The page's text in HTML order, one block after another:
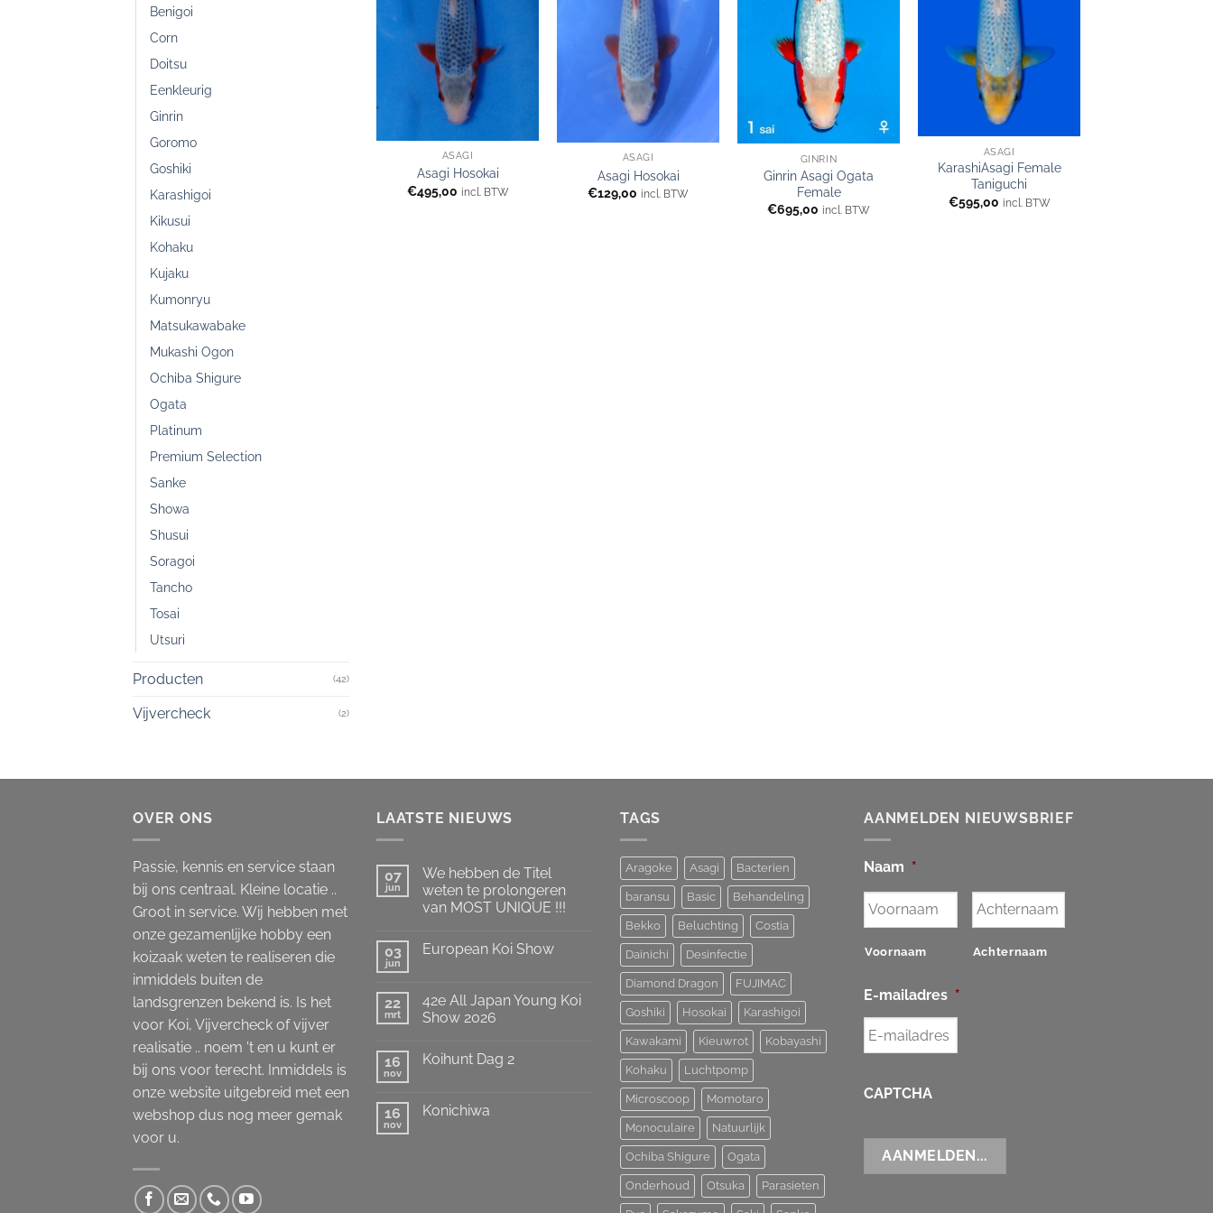
Benigoi
Corn
Doitsu
Eenkleurig
Ginrin
Goromo
Goshiki
Karashigoi
Kikusui
Kohaku
Kujaku
Kumonryu
Matsukawabake
Mukashi Ogon
Ochiba Shigure
Ogata
Platinum
Premium Selection
Sanke
Showa
Shusui
Soragoi
Tancho
Tosai
Utsuri
Producten (42)
Vijvercheck (2)
ASAGI
Asagi Hosokai
€495,00 incl. BTW
ASAGI
Asagi Hosokai
€129,00 incl. BTW
GINRIN
Ginrin Asagi Ogata
Female
€695,00 incl. BTW
ASAGI
KarashiAsagi Female
Taniguchi
€595,00 incl. BTW
OVER ONS
Passie, kennis en service staan
bij ons centraal. Kleine locatie ..
Groot in service. Wij hebben met
onze gezamenlijke hobby een
koizaak weten te realiseren die
inmiddels buiten de
landsgrenzen bekend is. Is het
voor Koi, Vijvercheck of vijver
realisatie .. noem 't en u kunt er
bij ons voor terecht. Inmiddels is
onze website uitgebreid met een
webshop dus nog meer gemak
voor u.
LAATSTE NIEUWS
07
jun
We hebben de Titel
weten te prolongeren
van MOST UNIQUE !!!
op
Titel
weten
te
MOST
UNIQUE
03
jun
European Koi Show
European
Koi
Show
22
mrt
42e All Japan Young Koi
Show 2026
op
Young
Koi
16
nov
Koihunt Dag 2
Koihunt
16
nov
Konichiwa
TAGS
Aragoke Asagi Bacterien
baransu Basic Behandeling
Bekko Beluchting Costia
Dainichi Desinfectie
Diamond Dragon FUJIMAC
Goshiki Hosokai Karashigoi
Kawakami Kieuwrot Kobayashi
Kohaku Luchtpomp
Microscoop Momotaro
Monoculaire Natuurlijk
Ochiba Shigure Ogata
Onderhoud Otsuka Parasieten
AANMELDEN NIEUWSBRIEF
Naam *
Voornaam Achternaam
E-mailadres *
CAPTCHA